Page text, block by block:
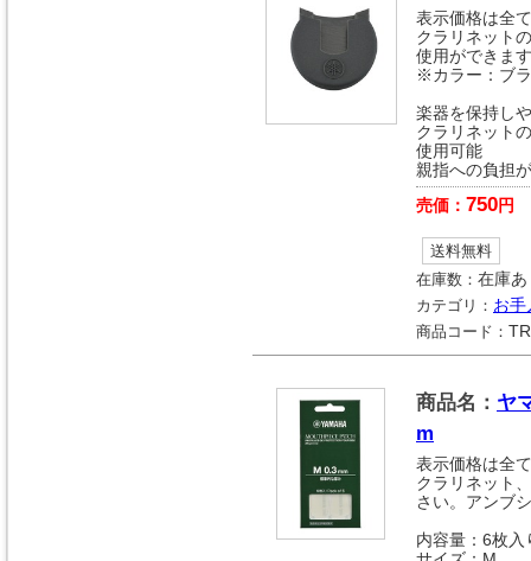
表示価格は全
クラリネット
使用ができま
※カラー：ブ
楽器を保持し
クラリネット
使用可能
親指への負担
売価： 750 円
送料無料
在庫数： 在庫あ
カテゴリ： お手
商品コード：
商品名： ヤ
m
表示価格は全
クラリネット
さい。アンブ
内容量：6枚入